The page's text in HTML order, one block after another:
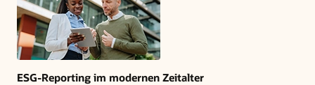
ESG-Reporting im modernen Zeitalter